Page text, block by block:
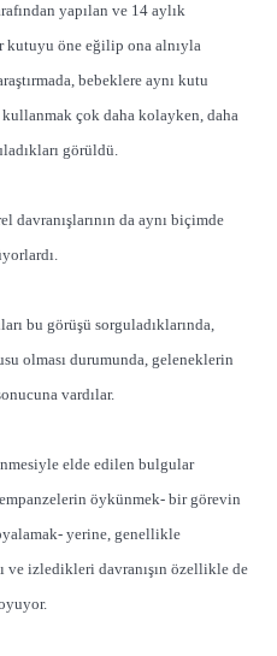
yapılan ve 14 aylık
kutuyu öne eğilip ona alnıyla
bebeklere aynı kutu
çok daha kolayken, daha
görüldü.
davranışlarının da aynı biçimde
bu görüşü sorguladıklarında,
olması durumunda, geleneklerin
vardılar.
elde edilen bulgular
öykünmek- bir görevin
yerine, genellikle
ve izledikleri davranışın özellikle de